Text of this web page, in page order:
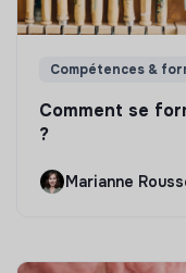
Compétences &
Comment se
?
Marianne